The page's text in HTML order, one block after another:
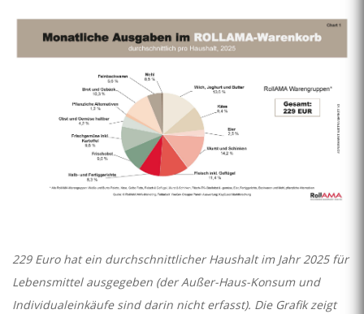
229 Euro hat ein durchschnittlicher Haushalt im Jahr 2025 für
Lebensmittel ausgegeben (der Außer-Haus-Konsum und
Individualeinkäufe sind darin nicht erfasst). Die Grafik zeigt